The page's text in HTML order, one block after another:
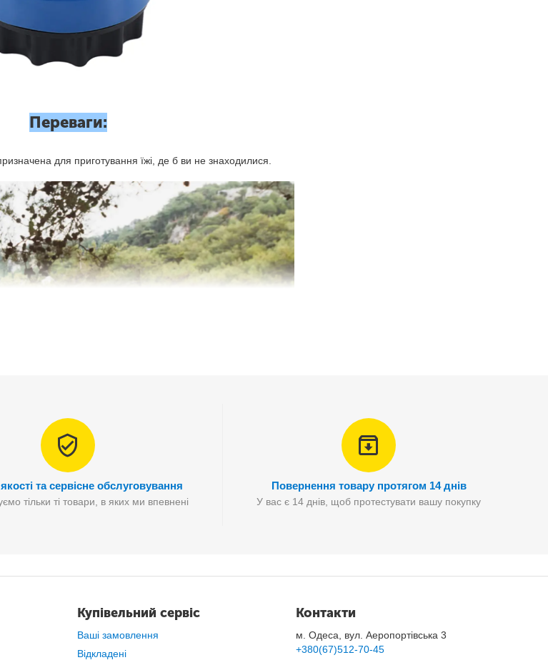
Переваги:
для приготування їжі, де б ви не знаходилися.
балоном із бутаном
та сервісне обслуговування
тільки ті товари, в яких ми впевнені
Повернення товару протягом 14 днів
У вас є 14 днів, щоб протестувати вашу покупку
Купівельний сервіс
Ваші замовлення
Відкладені
Контакти
м. Одеса, вул. Аеропортівська 3
+380(67)512-70-45